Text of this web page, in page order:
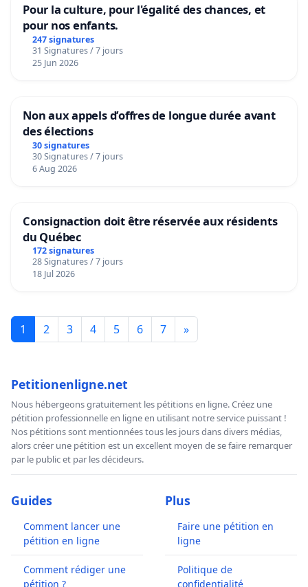
Pour la culture, pour l'égalité des chances, et
pour nos enfants.
247 signatures
31 Signatures / 7 jours
25 Jun 2026
Non aux appels d’offres de longue durée avant
des élections
30 signatures
30 Signatures / 7 jours
6 Aug 2026
Consignaction doit être réservée aux résidents
du Québec
172 signatures
28 Signatures / 7 jours
18 Jul 2026
1 2 3 4 5 6 7 »
Petitionenligne.net
Nous hébergeons gratuitement les pétitions en ligne. Créez une
pétition professionnelle en ligne en utilisant notre service puissant !
Nos pétitions sont mentionnées tous les jours dans divers médias,
alors créer une pétition est un excellent moyen de se faire remarquer
par le public et par les décideurs.
Guides
Comment lancer une
pétition en ligne
Comment rédiger une
pétition ?
Plus
Faire une pétition en
ligne
Politique de
confidentialité